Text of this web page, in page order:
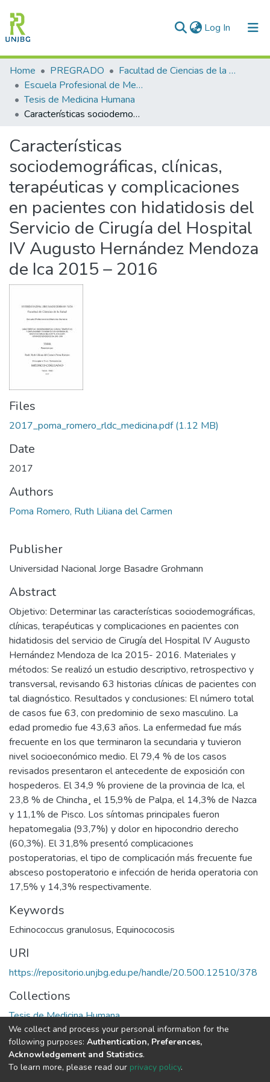
Log In (current)
Communities & Collections
All of DSpace
Statistics
Enviar tesis
Home PREGRADO
Facultad de Ciencias de la Salud
Escuela Profesional de Medicina Humana
Tesis de Medicina Humana
Características sociodemográficas, clínicas, terapéuticas y complicaciones en pacientes con hidatidosis del Servicio de Cirugía del Hospital IV Augusto Hernández Mendoza de Ica 2015 – 2016
Características
sociodemográficas, clínicas,
terapéuticas y complicaciones
en pacientes con hidatidosis del
Servicio de Cirugía del Hospital
IV Augusto Hernández Mendoza
de Ica 2015 – 2016
Files
2017_poma_romero_rldc_medicina.pdf(1.12 MB)
Date
2017
Authors
Poma Romero, Ruth Liliana del Carmen
Publisher
Universidad Nacional Jorge Basadre Grohmann
Abstract
Objetivo: Determinar las características sociodemográficas,
clínicas, terapéuticas y complicaciones en pacientes con
hidatidosis del servicio de Cirugía del Hospital IV Augusto
Hernández Mendoza de Ica 2015- 2016. Materiales y
métodos: Se realizó un estudio descriptivo, retrospectivo y
transversal, revisando 63 historias clínicas de pacientes con
tal diagnóstico. Resultados y conclusiones: El número total
de casos fue 63, con predominio de sexo masculino. La
edad promedio fue 43,63 años. La enfermedad fue más
frecuente en los que terminaron la secundaria y tuvieron
nivel socioeconómico medio. El 79,4 % de los casos
revisados presentaron el antecedente de exposición con
hospederos. El 34,9 % proviene de la provincia de Ica, el
23,8 % de Chincha¸ el 15,9% de Palpa, el 14,3% de Nazca
y 11,1% de Pisco. Los síntomas principales fueron
hepatomegalia (93,7%) y dolor en hipocondrio derecho
(60,3%). El 31,8% presentó complicaciones
postoperatorias, el tipo de complicación más frecuente fue
absceso postoperatorio e infección de herida operatoria con
17,5% y 14,3% respectivamente.
Keywords
Echinococcus granulosus, Equinococosis
URI
https://repositorio.unjbg.edu.pe/handle/20.500.12510/378
Collections
Tesis de Medicina Humana
Full item page
DSpace software copyright © 2002-2026
We collect and process your personal information for the
following purposes: Authentication, Preferences,
Acknowledgement and Statistics.
To learn more, please read our privacy policy.